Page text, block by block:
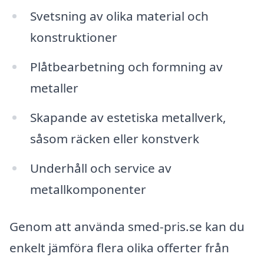
Svetsning av olika material och
konstruktioner
Plåtbearbetning och formning av
metaller
Skapande av estetiska metallverk,
såsom räcken eller konstverk
Underhåll och service av
metallkomponenter
Genom att använda smed-pris.se kan du
enkelt jämföra flera olika offerter från